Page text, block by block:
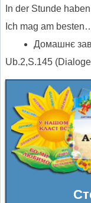
In der Stunde
Ich mag am
Домашнє
Ub.2,S.145